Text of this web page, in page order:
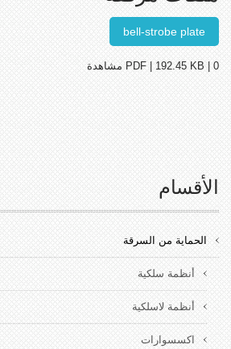
bell-strobe plate
PDF | 192.45 KB | 0 مشاهدة
الأقسام
الحماية من السرقة
أنظمة سلكية
أنظمة لاسلكية
اكسسوارات